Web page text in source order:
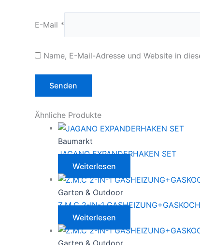
E-Mail *
Name, E-Mail-Adresse und Website in
Ähnliche Produkte
Baumarkt
JAGANO EXPANDERHAKEN SET
Weiterlesen
Garten & Outdoor
Z.M.C 2-IN-1
Weiterlesen